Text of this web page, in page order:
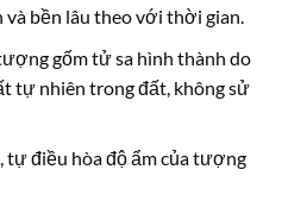
bền lâu theo với thời gian.
gốm tử sa hình thành do
tự nhiên trong đất, không sử
tự điều hòa độ ẩm của tượng